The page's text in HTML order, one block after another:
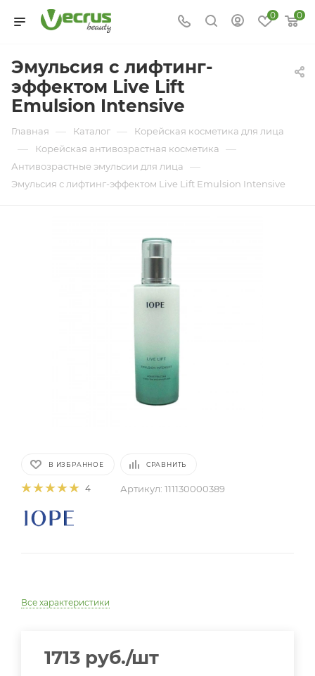
0 0
Эмульсия с лифтинг-
эффектом Live Lift
Emulsion Intensive
Главная — Каталог — Корейская косметика для лица
— Корейская антивозрастная косметика —
Антивозрастные эмульсии для лица —
Эмульсия с лифтинг-эффектом Live Lift Emulsion Intensive
В ИЗБРАННОЕ СРАВНИТЬ
4 Артикул: 111130000389
Все характеристики
1713 руб./шт